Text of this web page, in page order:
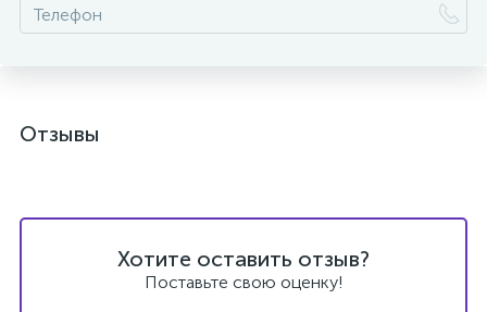
Отзывы
Хотите оставить отзыв?
Поставьте свою оценку!